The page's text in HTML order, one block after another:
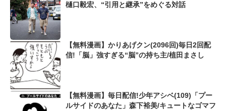
樋口毅宏、“引用と継承”をめぐる対話
【無料漫画】かりあげクン(2096回)毎日2回配
信!「脳」強すぎる“脳”の持ち主/植田まさし
【無料漫画】毎日配信!少年アシベ(109)「プー
ルサイドのあなた」森下裕美/キュートなゴマフ